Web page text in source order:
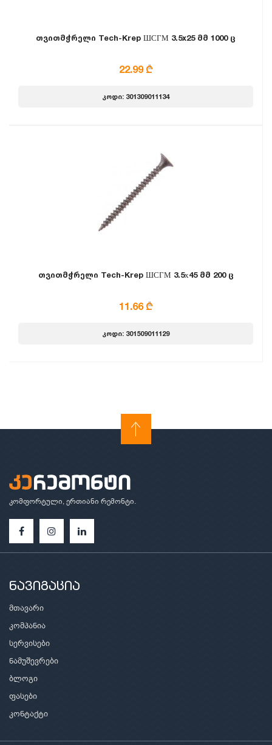
თვითმჭრელი Tech-Krep ШСГМ 3.5x25 მმ 1000 ც
22.99 ₾
კოდი: 301309011134
თვითმჭრელი Tech-Krep ШСГМ 3.5х45 მმ 200 ც
11.66 ₾
კოდი: 301509011129
კომფორტული, ერთიანი რემონტი.
ნავიგაცია
მთავარი
კომპანია
სერვისები
ნამუშევრები
ბლოგი
ფასები
კონტაქტი